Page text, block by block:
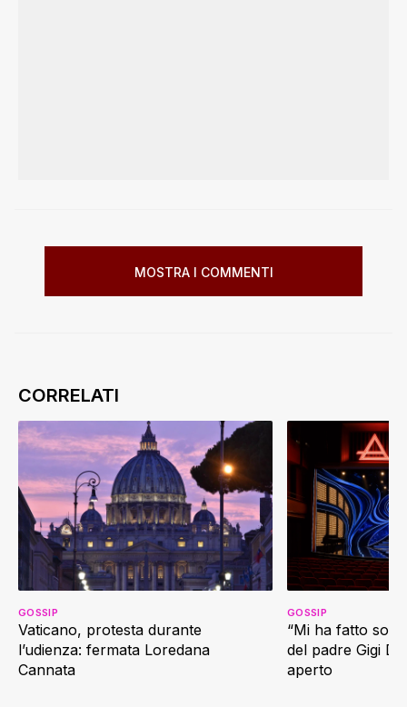
MOSTRA I COMMENTI
Vaticano, protesta durante
l’udienza: fermata Loredana
Cannata
GOSSIP
“Mi ha fatto
del padre Gigi
aperto
GOSSIP